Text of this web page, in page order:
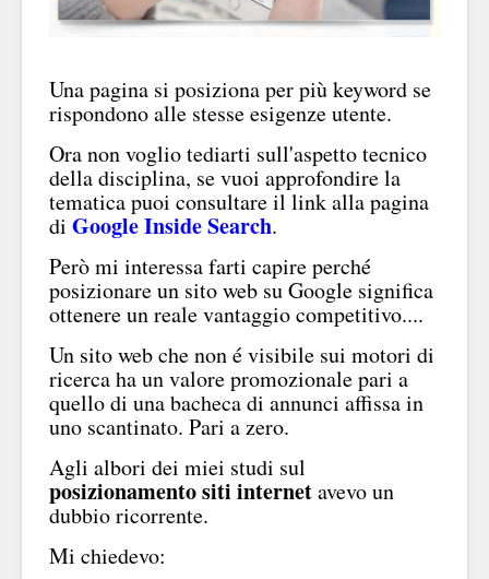
Una pagina si posiziona per più keyword se
rispondono alle stesse esigenze utente.
Ora non voglio tediarti sull'aspetto tecnico
della disciplina, se vuoi approfondire la
tematica puoi consultare il link alla pagina
di Google Inside Search.
Però mi interessa farti capire perché
posizionare un sito web su Google significa
ottenere un reale vantaggio competitivo....
Un sito web che non é visibile sui motori di
ricerca ha un valore promozionale pari a
quello di una bacheca di annunci affissa in
uno scantinato. Pari a zero.
Agli albori dei miei studi sul
posizionamento siti internetavevo un
dubbio ricorrente.
Mi chiedevo: